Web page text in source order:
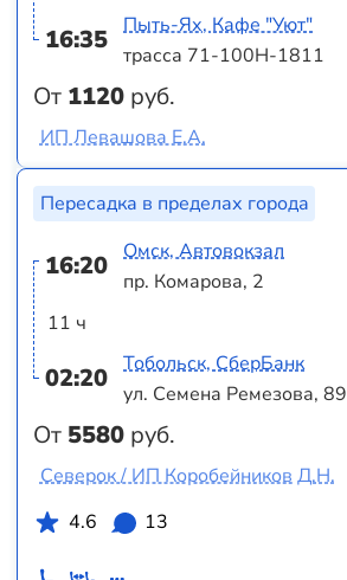
16:35
От 1120 руб.
Пыть-Ях, Кафе "Уют"
трасса 71-100Н-1811
ИП Левашова Е.А.
Пересадка в пределах города
16:20
11 ч
02:20
От 5580 руб.
Омск, Автовокзал
пр. Комарова, 2
Тобольск, СберБанк
ул. Семена Ремезова, 89
Северок / ИП Коробейников Д.Н.
4.6
13